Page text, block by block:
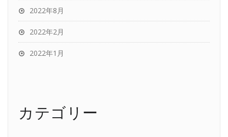
2022年8月
2022年2月
2022年1月
カテゴリー